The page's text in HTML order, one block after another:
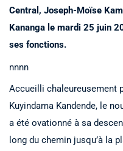
Central, Joseph-Moïse
Kananga le mardi 25 juin
ses fonctions.
nnnn
Accueilli chaleureusement
Kuyindama Kandende, le
a été ovationné à sa
long du chemin jusqu’à la